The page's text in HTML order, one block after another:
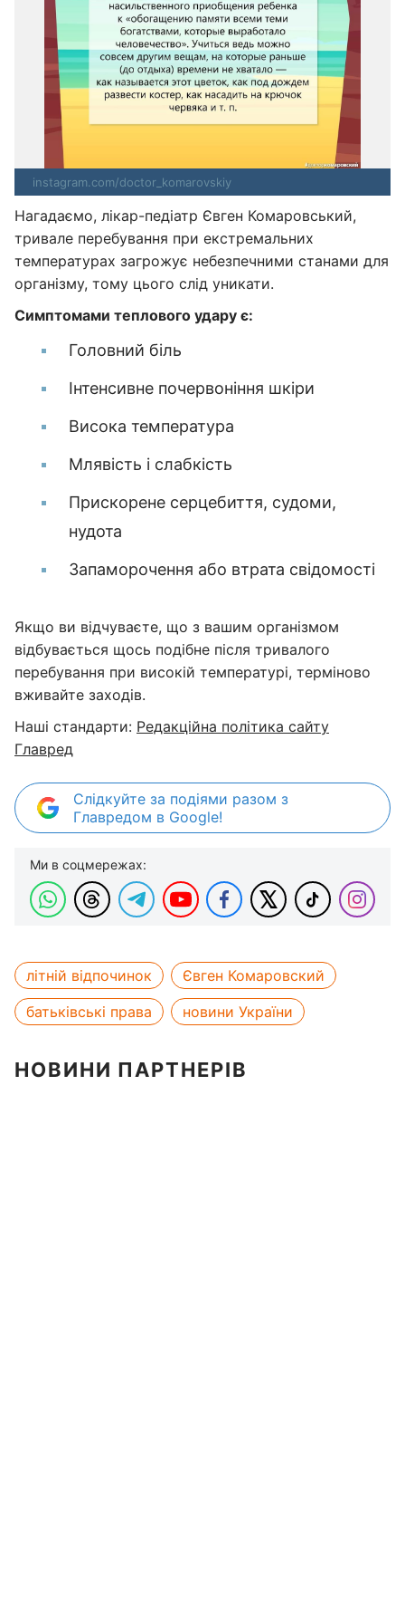
instagram.com/doctor_komarovskiy
Нагадаємо, лікар-педіатр Євген Комаровський,
тривале перебування при екстремальних
температурах загрожує небезпечними станами для
організму, тому цього слід уникати.
Симптомами теплового удару є:
Головний біль
Інтенсивне почервоніння шкіри
Висока температура
Млявість і слабкість
Прискорене серцебиття, судоми,
нудота
Запаморочення або втрата свідомості
Якщо ви відчуваєте, що з вашим організмом
відбувається щось подібне після тривалого
перебування при високій температурі, терміново
вживайте заходів.
Наші стандарти: Редакційна політика сайту
Главред
Слідкуйте за подіями разом з
Главредом в Google!
Ми в соцмережах:
літній відпочинок
Євген Комаровский
батьківські права
новини України
НОВИНИ ПАРТНЕРІВ